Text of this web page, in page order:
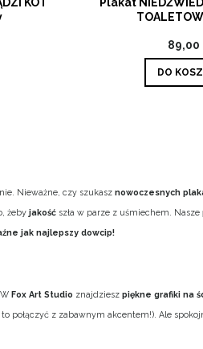
89,00
DO
Nieważne, czy szukasz nowoczesnych
żeby jakość szła w parze z uśmiechem. Nasze
jak najlepszy dowcip!
Fox Art Studio znajdziesz piękne grafiki na
połączyć z zabawnym akcentem!). Ale